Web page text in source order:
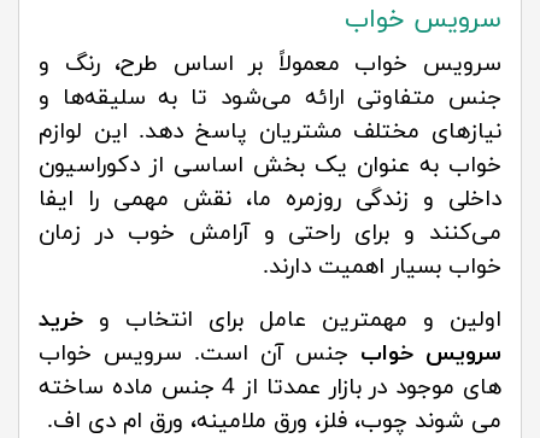
سرویس خواب
سرویس خواب معمولاً بر اساس طرح، رنگ و
جنس متفاوتی ارائه می‌شود تا به سلیقه‌ها و
نیازهای مختلف مشتریان پاسخ دهد. این لوازم
خواب به عنوان یک بخش اساسی از دکوراسیون
داخلی و زندگی روزمره ما، نقش مهمی را ایفا
می‌کنند و برای راحتی و آرامش خوب در زمان
خواب بسیار اهمیت دارند.
اولین و مهمترین عامل برای انتخاب و خرید
سرویس خواب جنس آن است. سرویس خواب
های موجود در بازار عمدتا از 4 جنس ماده ساخته
می شوند چوب، فلز، ورق ملامینه، ورق ام دی اف.